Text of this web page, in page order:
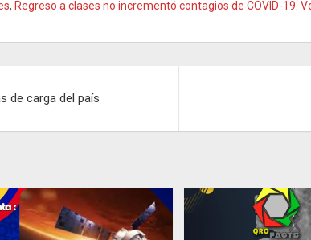
, Regreso a clases no incrementó contagios de COVID-19:
de carga del país